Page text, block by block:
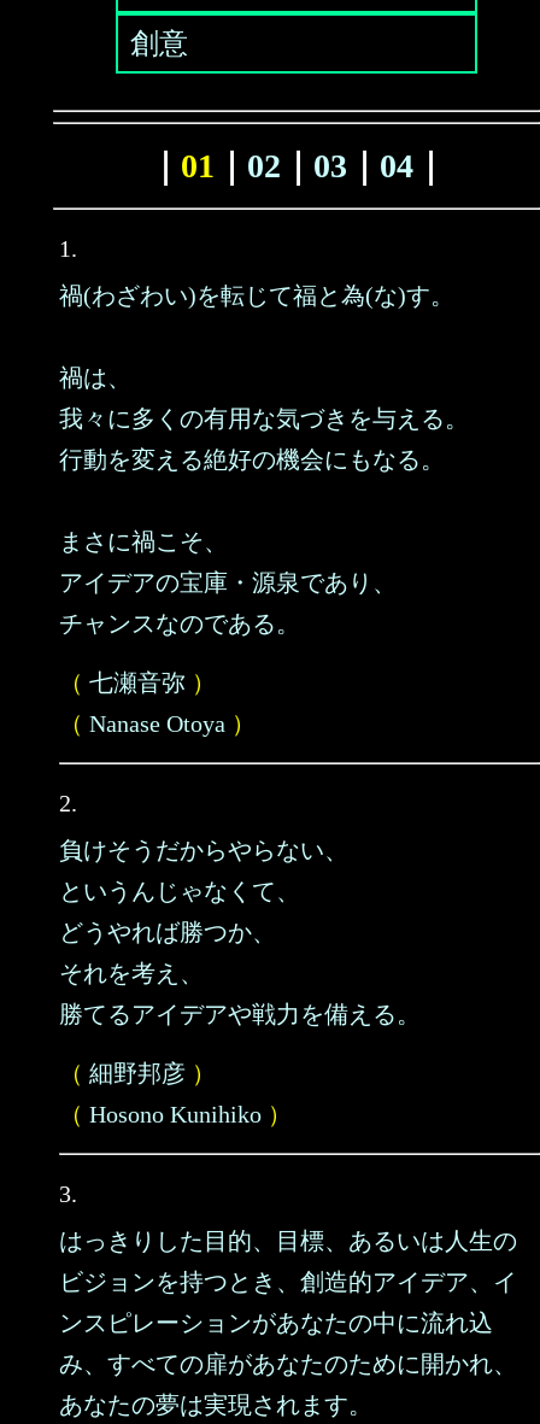
創意
01 02 03 04｜
1.
禍(わざわい)を転じて福と為(な)す。
禍は、
我々に多くの有用な気づきを与える。
行動を変える絶好の機会にもなる。
まさに禍こそ、
アイデアの宝庫・源泉であり、
チャンスなのである。
（ 七瀬音弥 ）
（ Nanase Otoya ）
2.
負けそうだからやらない、
というんじゃなくて、
どうやれば勝つか、
それを考え、
勝てるアイデアや戦力を備える。
（ 細野邦彦 ）
（ Hosono Kunihiko ）
3.
はっきりした目的、目標、あるいは人生の
ビジョンを持つとき、創造的アイデア、イ
ンスピレーションがあなたの中に流れ込
み、すべての扉があなたのために開かれ、
あなたの夢は実現されます。